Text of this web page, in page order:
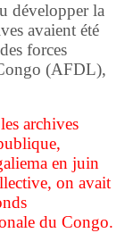
développer la
avaient été
forces
(AFDL),
archives
en juin
on avait
du Congo.